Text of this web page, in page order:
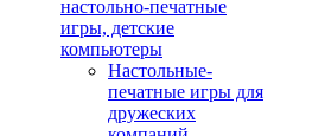
настольно-печатные
игры, детские
компьютеры
Настольные-
печатные игры для
дружеских